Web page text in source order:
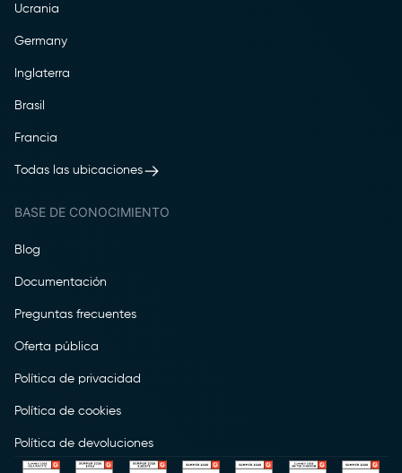
Ucrania
Germany
Inglaterra
Brasil
Francia
Todas las ubicaciones
BASE DE CONOCIMIENTO
Blog
Documentación
Preguntas frecuentes
Oferta pública
Política de privacidad
Política de cookies
Política de devoluciones